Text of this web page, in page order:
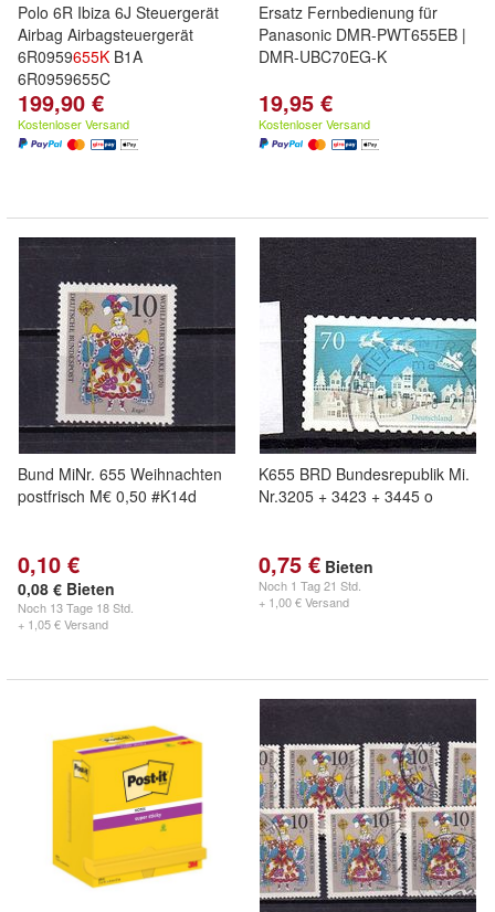
Polo 6R Ibiza 6J Steuergerät
Airbag Airbagsteuergerät
6R0959655K B1A
6R0959655C
199,90 €
Kostenloser Versand
Ersatz Fernbedienung für
Panasonic DMR-PWT655EB |
DMR-UBC70EG-K
19,95 €
Kostenloser Versand
Bund MiNr. 655 Weihnachten
postfrisch M€ 0,50 #K14d
0,10 €
0,08 € Bieten
Noch 13 Tage 18 Std.
+ 1,05 € Versand
K655 BRD Bundesrepublik Mi.
Nr.3205 + 3423 + 3445 o
0,75 € Bieten
Noch 1 Tag 21 Std.
+ 1,00 € Versand